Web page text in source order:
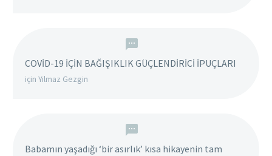
COVİD-19 İÇİN BAĞIŞIKLIK GÜÇLENDİRİCİ İPUÇLARI
için Yılmaz Gezgin
Babamın yaşadığı ‘bir asırlık’ kısa hikayenin tam